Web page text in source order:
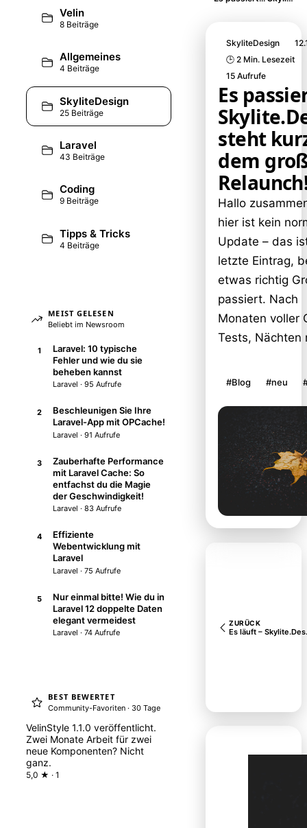
Velin
8 Beiträge
Allgemeines
4 Beiträge
SkyliteDesign
25 Beiträge
Laravel
43 Beiträge
Coding
9 Beiträge
Tipps & Tricks
4 Beiträge
MEIST GELESEN
Beliebt im Newsroom
1
Laravel: 10 typische
Fehler und wie du sie
beheben kannst
Laravel · 95 Aufrufe
2
Beschleunigen Sie Ihre
Laravel-App mit OPCache!
Laravel · 91 Aufrufe
3
Zauberhafte Performance
mit Laravel Cache: So
entfachst du die Magie
der Geschwindigkeit!
Laravel · 83 Aufrufe
4
Effiziente
Webentwicklung mit
Laravel
Laravel · 75 Aufrufe
5
Nur einmal bitte! Wie du in
Laravel 12 doppelte Daten
elegant vermeidest
Laravel · 74 Aufrufe
BEST BEWERTET
Community-Favoriten · 30 Tage
VelinStyle 1.1.0 veröffentlicht.
Zwei Monate Arbeit für zwei
neue Komponenten? Nicht
ganz.
5,0 ★ · 1
SkyliteDesign
🕒 2 Min. Lesezeit
15 Aufrufe
Es
steht
dem
Hallo
hier ist kein
Update – das
letzte Eintrag,
etwas richtig
passiert. Nach
Monaten voller
Tests, Nächten
#Blog #neu
ZURÜCK
Es